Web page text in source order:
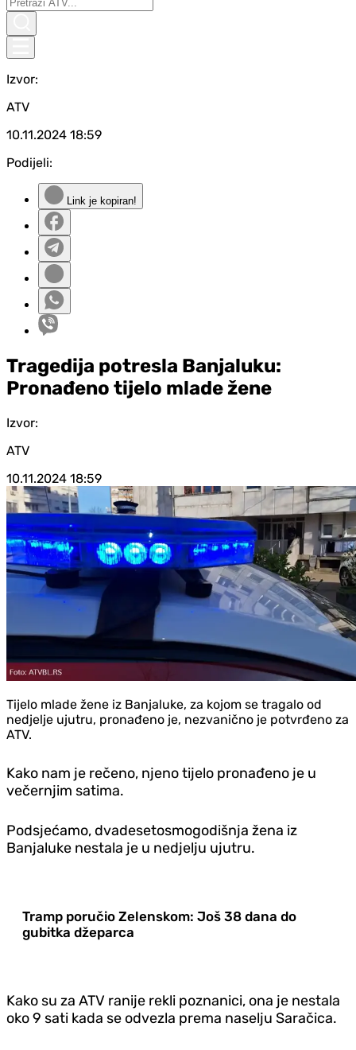
Izvor:
ATV
10.11.2024 18:59
Podijeli:
Link je kopiran!
Tragedija potresla Banjaluku:
Pronađeno tijelo mlade žene
Izvor:
ATV
10.11.2024 18:59
Tijelo mlade žene iz Banjaluke, za kojom se tragalo od
nedjelje ujutru, pronađeno je, nezvanično je potvrđeno za
ATV.
Kako nam je rečeno, njeno tijelo pronađeno je u
večernjim satima.
Podsjećamo, dvadesetosmogodišnja žena iz
Banjaluke nestala je u nedjelju ujutru.
Tramp poručio Zelenskom: Još 38 dana do
gubitka džeparca
Kako su za ATV ranije rekli poznanici, ona je nestala
oko 9 sati kada se odvezla prema naselju Saračica.